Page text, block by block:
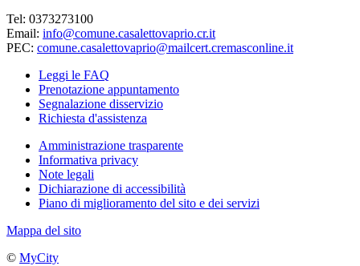
Tel: 0373273100
Email: info@comune.casalettovaprio.cr.it
PEC: comune.casalettovaprio@mailcert.cremasconline.it
Leggi le FAQ
Prenotazione appuntamento
Segnalazione disservizio
Richiesta d'assistenza
Amministrazione trasparente
Informativa privacy
Note legali
Dichiarazione di accessibilità
Piano di miglioramento del sito e dei servizi
Mappa del sito
© MyCity